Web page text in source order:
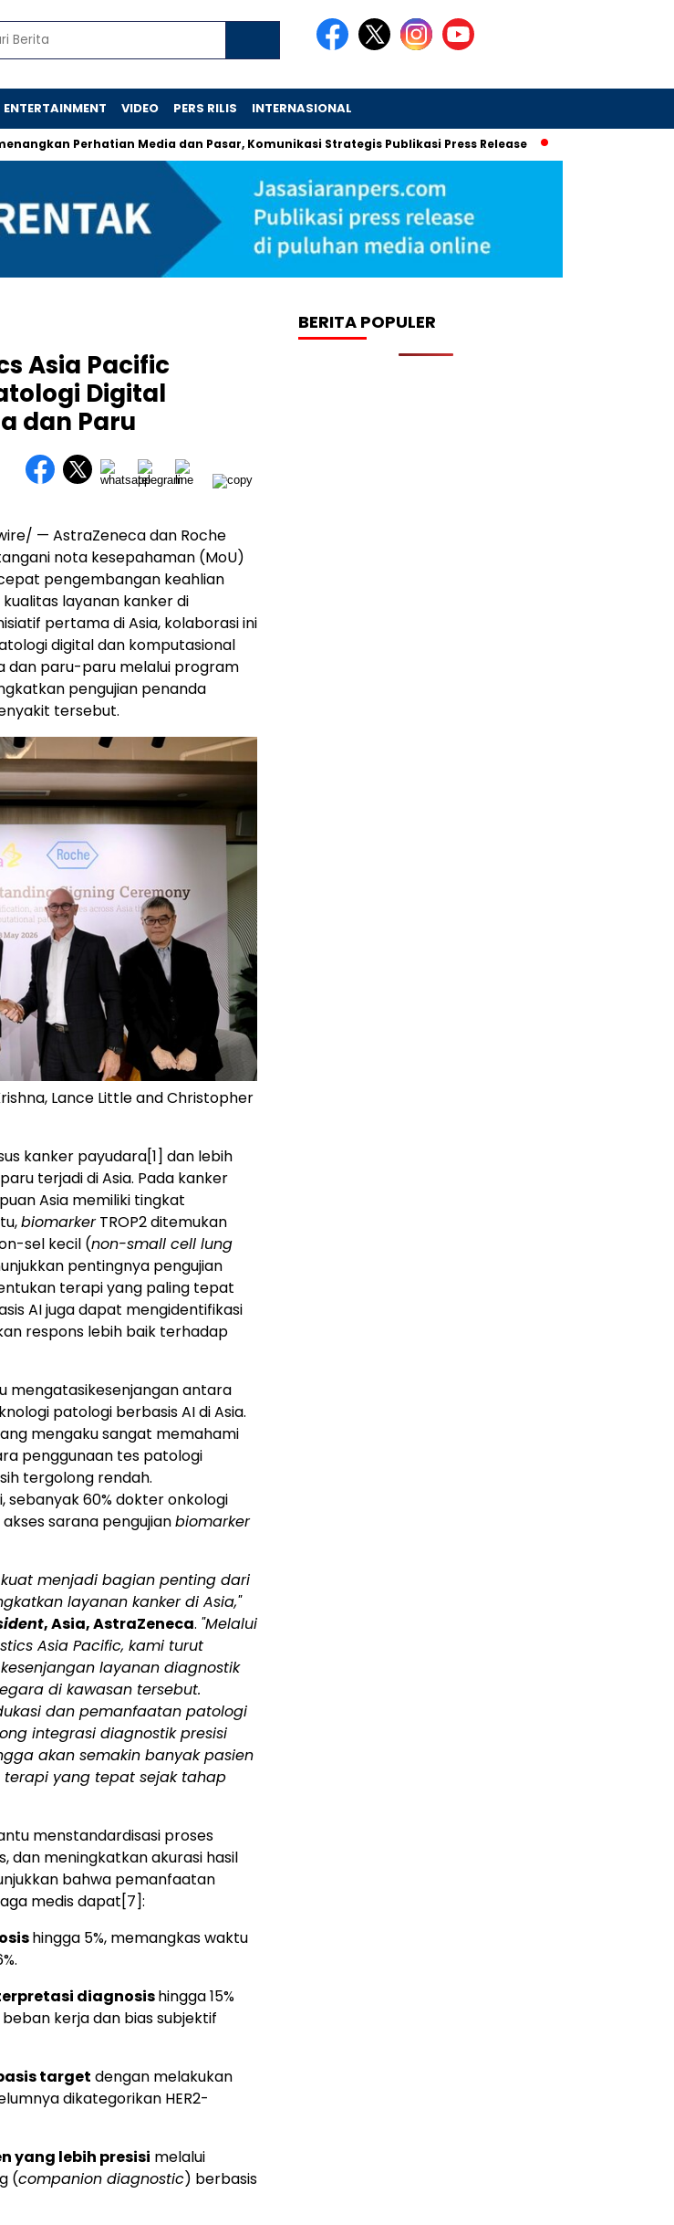
ENTERTAINMENT VIDEO PERS RILIS INTERNASIONAL
Perhatian Media dan Pasar, Komunikasi Strategis Publikasi Press Release Bos Sritex Iwan
Asia Pacific
Digital
dan Paru
— AstraZeneca dan Roche
nota kesepahaman (MoU)
pengembangan keahlian
layanan kanker di
pertama di Asia, kolaborasi ini
digital dan komputasional
dan paru-paru melalui program
pengujian penanda
tersebut.
Lance Little and Christopher
kanker payudara[1] dan lebih
terjadi di Asia. Pada kanker
Asia memiliki tingkat
biomarkerTROP2 ditemukan
sel kecil (non-small cell lung
pentingnya pengujian
terapi yang paling tepat
AI juga dapat mengidentifikasi
respons lebih baik terhadap
mengatasikesenjangan antara
patologi berbasis AI di Asia.
mengaku sangat memahami
penggunaan tes patologi
tergolong rendah.
sebanyak 60% dokter onkologi
sarana pengujianbiomarker
menjadi bagian penting dari
layanan kanker di Asia,"
, Asia, AstraZeneca. "Melalui
Asia Pacific, kami turut
layanan diagnostik
di kawasan tersebut.
dan pemanfaatan patologi
integrasi diagnostik presisi
akan semakin banyak pasien
yang tepat sejak tahap
menstandardisasi proses
dan meningkatkan akurasi hasil
bahwa pemanfaatan
medis dapat[7]:
hingga 5%, memangkas waktu
diagnosishingga 15%
kerja dan bias subjektif
target dengan melakukan
dikategorikan HER2-
yang lebih presisi melalui
(companion diagnostic) berbasis
BERITA POPULER